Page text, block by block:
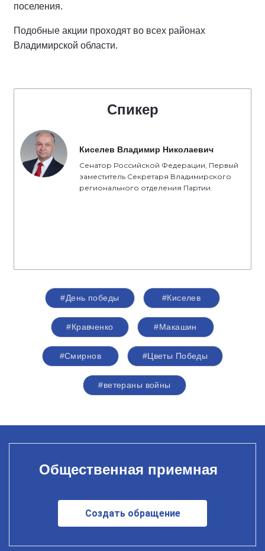
поселения.
Подобные акции проходят во всех районах
Владимирской области.
Спикер
Киселев Владимир Николаевич
Сенатор Российской Федерации, Первый
заместитель Секретаря Владимирского
регионального отделения Партии.
#День победы #Киселев
#Кравченко #Макашин
#Смирнов #Цветы Победы
#ветераны войны
Общественная приемная
Создать обращение